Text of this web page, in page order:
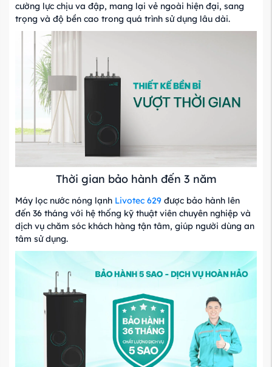
cường lực chịu va đập, mang lại vẻ ngoài hiện đại, sang
trọng và độ bền cao trong quá trình sử dụng lâu dài.
Thời gian bảo hành đến 3 năm
Máy lọc nước nóng lạnh Livotec 629 được bảo hành lên
đến 36 tháng với hệ thống kỹ thuật viên chuyên nghiệp và
dịch vụ chăm sóc khách hàng tận tâm, giúp người dùng an
tâm sử dụng.